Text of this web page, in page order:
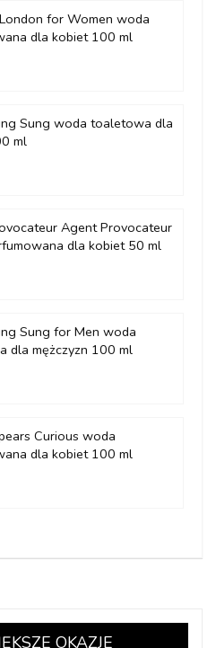
for Women woda
dla kobiet 100 ml
Sung woda toaletowa dla
ml
Agent Provocateur
dla kobiet 50 ml
Sung for Men woda
dla mężczyzn 100 ml
Curious woda
dla kobiet 100 ml
OKAZJE